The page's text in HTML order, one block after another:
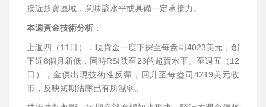
接近超賣區域，意味該水平或具備一定承接力。
本週黃金技術分析 ：
上週四（11日），現貨金一度下探至每盎司4023美元，創
下近8個月新低，同時RSI跌至23的超賣水平。至週五（12
日），金價出現技術性反彈，回升至每盎司4219美元收
市，反映短期沽壓已有所減弱。